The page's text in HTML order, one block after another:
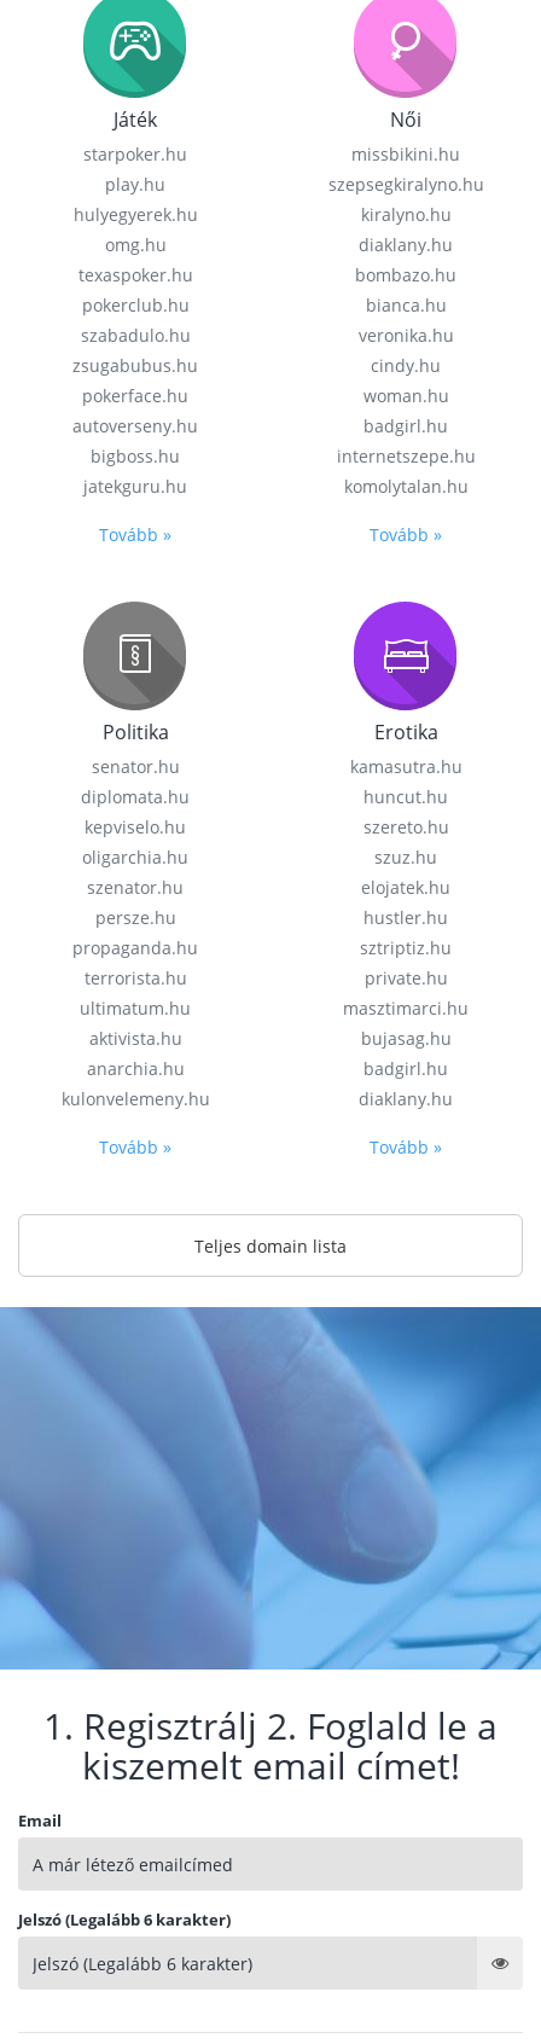
Játék
starpoker.hu
play.hu
hulyegyerek.hu
omg.hu
texaspoker.hu
pokerclub.hu
szabadulo.hu
zsugabubus.hu
pokerface.hu
autoverseny.hu
bigboss.hu
jatekguru.hu
Tovább »
Női
missbikini.hu
szepsegkiralyno.hu
kiralyno.hu
diaklany.hu
bombazo.hu
bianca.hu
veronika.hu
cindy.hu
woman.hu
badgirl.hu
internetszepe.hu
komolytalan.hu
Tovább »
Politika
senator.hu
diplomata.hu
kepviselo.hu
oligarchia.hu
szenator.hu
persze.hu
propaganda.hu
terrorista.hu
ultimatum.hu
aktivista.hu
anarchia.hu
kulonvelemeny.hu
Tovább »
Erotika
kamasutra.hu
huncut.hu
szereto.hu
szuz.hu
elojatek.hu
hustler.hu
sztriptiz.hu
private.hu
masztimarci.hu
bujasag.hu
badgirl.hu
diaklany.hu
Tovább »
Teljes domain lista
1. Regisztrálj 2. Foglald le a
kiszemelt email címet!
Email
Jelszó (Legalább 6 karakter)